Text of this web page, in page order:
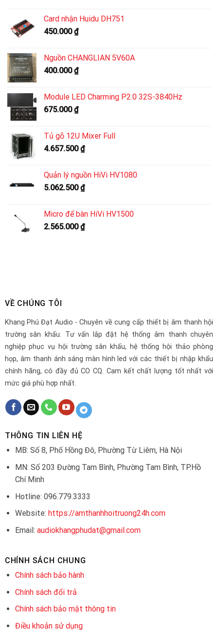
Card nhận Huidu DH751
450.000₫
Nguồn CHANGLIAN 5V60A
400.000₫
Module LED Charming P2.0 32S-3840Hz
675.000₫
Tủ gỗ 12U Mixer Full
4.657.500₫
Quản lý nguồn HiVi HV1080
5.062.500₫
Micro để bàn HiVi HV1500
2.565.000₫
VỀ CHÚNG TÔI
Khang Phú Đạt Audio - Chuyên về cung cấp thiết bị âm thanh hội
trường sân khấu. Tư vấn lắp đặt hệ thống âm thanh chuyên
nghiệp phục vụ hội trường sân khấu, hệ thống hội thảo phòng
họp, âm thanh ánh sáng màn hình led với các thiết bị nhập khẩu
chính hãng, có đầy đủ CO CQ. Cam kết chất lượng tốt nhất với
mức giá phù hợp nhất.
THÔNG TIN LIÊN HỆ
MB: Số 8, Phố Hồng Đô, Phường Từ Liêm, Hà Nội
MN: Số 203 Đường Tam Bình, Phường Tam Bình, TP.Hồ
Chí Minh
Hotline: 096.779.3333
Website: https://amthanhhoitruong24h.com
Email: audiokhangphudat@gmail.com
CHÍNH SÁCH CHUNG
Chính sách bảo hành
Chính sách đổi trả
Chính sách bảo mật thông tin
Điều khoản sử dụng